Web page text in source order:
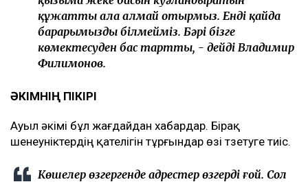
құжатты ала алмай отырмыз. Енді қайда
барарымызды білмейміз. Бәрі бізге
көмектесуден бас тартты, - дейді Владимир
Филимонов.
ӘКІМНІҢ ПІКІРІ
Ауыл әкімі бұл жағдайдан хабардар. Бірақ
шенеуніктердің қателігін тұрғындар өзі түзетуге тиіс.
Көшелер өзгергенде адрестер өзгерді ғой. Сол